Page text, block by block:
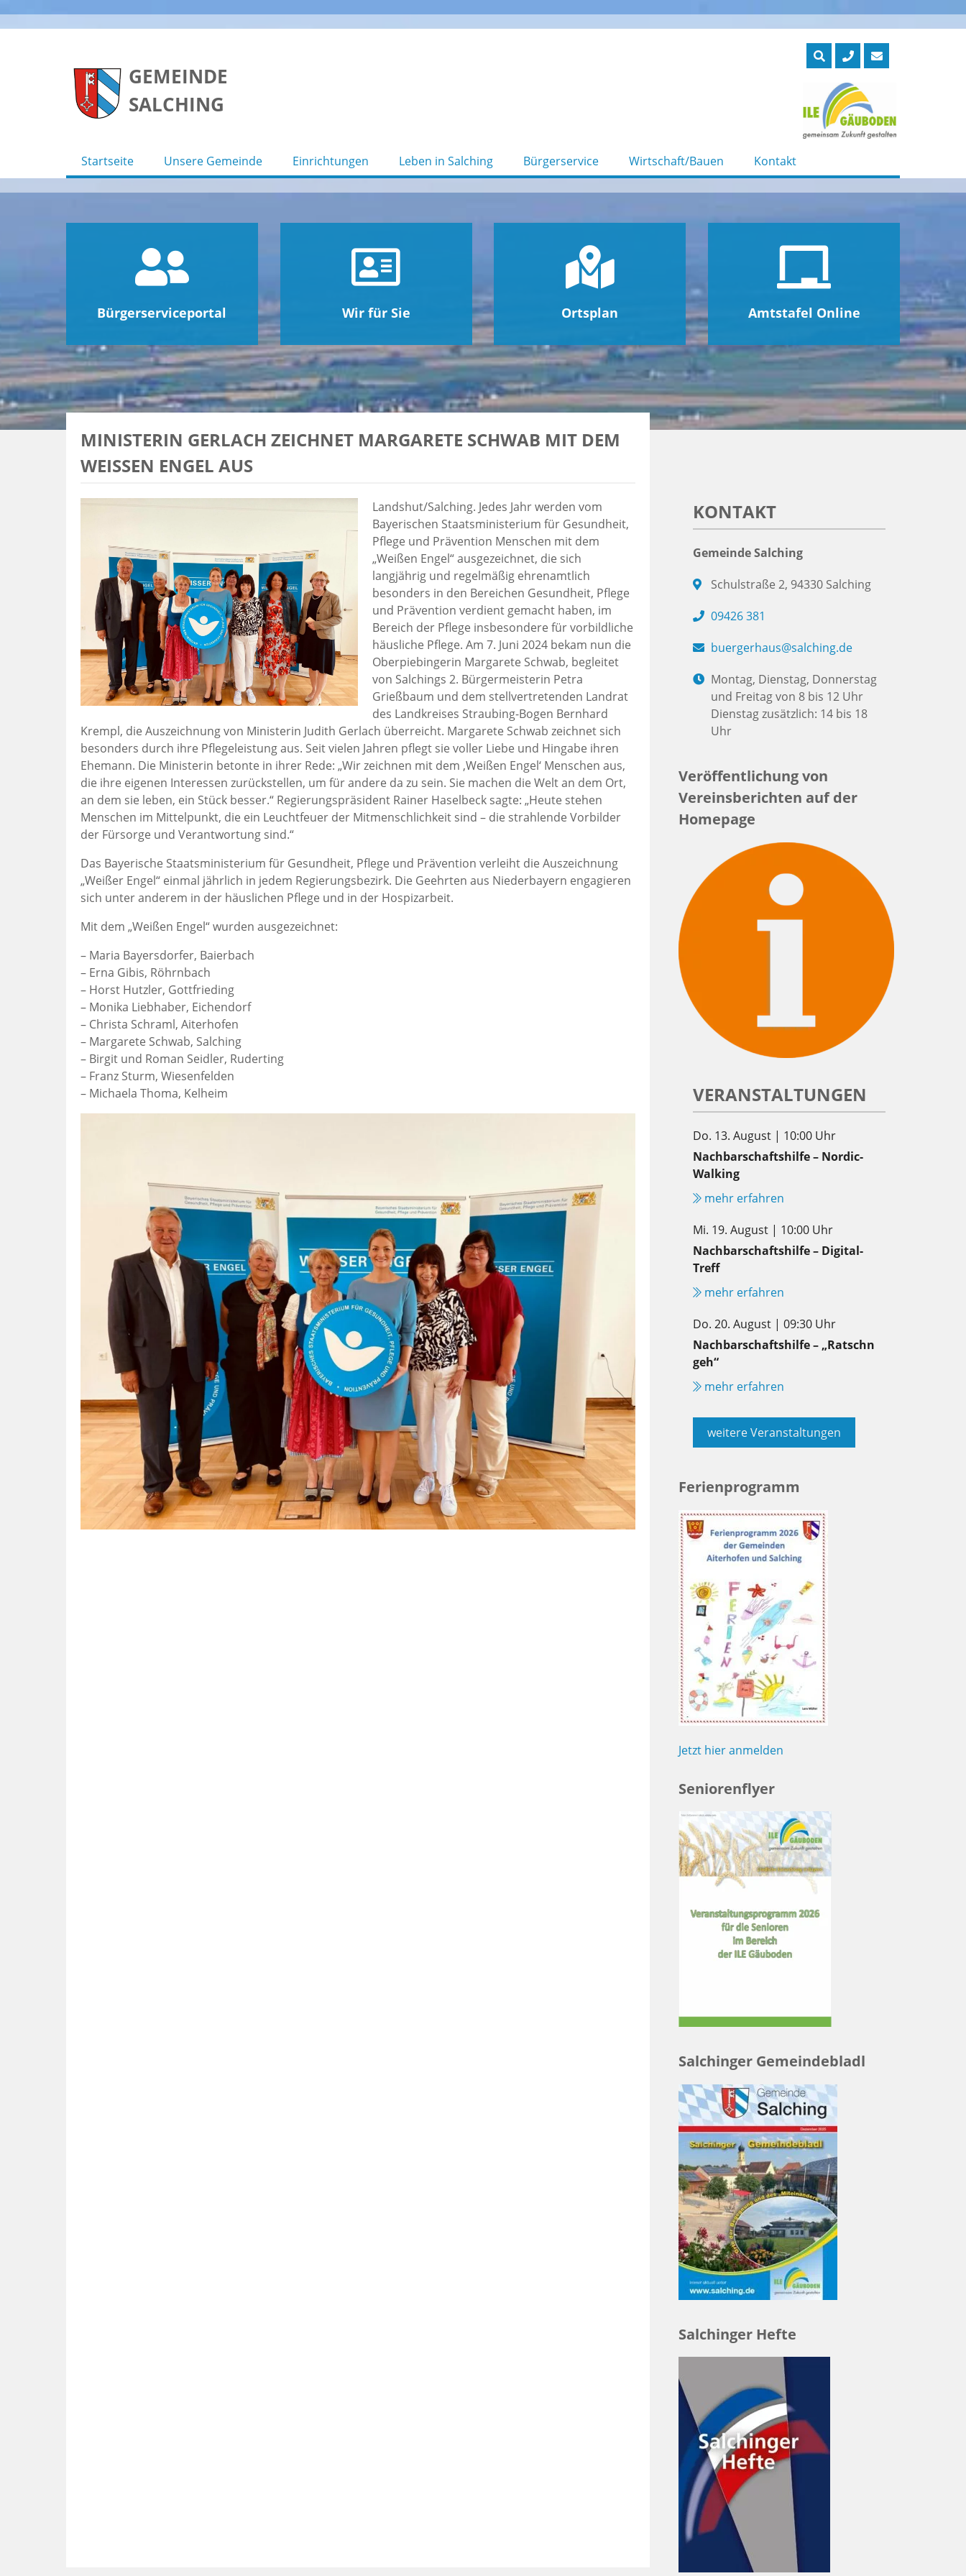
GEMEINDE
SALCHING
Startseite Unsere Gemeinde Einrichtungen Leben in Salching Bürgerservice Wirtschaft/Bauen Kontakt
Bürgerserviceportal Wir für Sie Ortsplan Amtstafel Online
MINISTERIN GERLACH ZEICHNET MARGARETE SCHWAB MIT DEM
WEISSEN ENGEL AUS
Landshut/Salching. Jedes Jahr werden vom
Bayerischen Staatsministerium für Gesundheit,
Pflege und Prävention Menschen mit dem
„Weißen Engel“ ausgezeichnet, die sich
langjährig und regelmäßig ehrenamtlich
besonders in den Bereichen Gesundheit, Pflege
und Prävention verdient gemacht haben, im
Bereich der Pflege insbesondere für vorbildliche
häusliche Pflege. Am 7. Juni 2024 bekam nun die
Oberpiebingerin Margarete Schwab, begleitet
von Salchings 2. Bürgermeisterin Petra
Grießbaum und dem stellvertretenden Landrat
des Landkreises Straubing-Bogen Bernhard
Krempl, die Auszeichnung von Ministerin Judith Gerlach überreicht. Margarete Schwab zeichnet sich
besonders durch ihre Pflegeleistung aus. Seit vielen Jahren pflegt sie voller Liebe und Hingabe ihren
Ehemann. Die Ministerin betonte in ihrer Rede: „Wir zeichnen mit dem ‚Weißen Engel‘ Menschen aus,
die ihre eigenen Interessen zurückstellen, um für andere da zu sein. Sie machen die Welt an dem Ort,
an dem sie leben, ein Stück besser.“ Regierungspräsident Rainer Haselbeck sagte: „Heute stehen
Menschen im Mittelpunkt, die ein Leuchtfeuer der Mitmenschlichkeit sind – die strahlende Vorbilder
der Fürsorge und Verantwortung sind.“
Das Bayerische Staatsministerium für Gesundheit, Pflege und Prävention verleiht die Auszeichnung
„Weißer Engel“ einmal jährlich in jedem Regierungsbezirk. Die Geehrten aus Niederbayern engagieren
sich unter anderem in der häuslichen Pflege und in der Hospizarbeit.
Mit dem „Weißen Engel“ wurden ausgezeichnet:
– Maria Bayersdorfer, Baierbach
– Erna Gibis, Röhrnbach
– Horst Hutzler, Gottfrieding
– Monika Liebhaber, Eichendorf
– Christa Schraml, Aiterhofen
– Margarete Schwab, Salching
– Birgit und Roman Seidler, Ruderting
– Franz Sturm, Wiesenfelden
– Michaela Thoma, Kelheim
KONTAKT
Gemeinde Salching
Schulstraße 2, 94330 Salching
09426 381
buergerhaus@salching.de
Montag, Dienstag, Donnerstag
und Freitag von 8 bis 12 Uhr
Dienstag zusätzlich: 14 bis 18
Uhr
Veröffentlichung von
Vereinsberichten auf der
Homepage
VERANSTALTUNGEN
Do. 13. August | 10:00 Uhr
Nachbarschaftshilfe – Nordic-
Walking
mehr erfahren
Mi. 19. August | 10:00 Uhr
Nachbarschaftshilfe – Digital-
Treff
mehr erfahren
Do. 20. August | 09:30 Uhr
Nachbarschaftshilfe – „Ratschn
geh“
mehr erfahren
weitere Veranstaltungen
Ferienprogramm
Jetzt hier anmelden
Seniorenflyer
Salchinger Gemeindebladl
Salchinger Hefte